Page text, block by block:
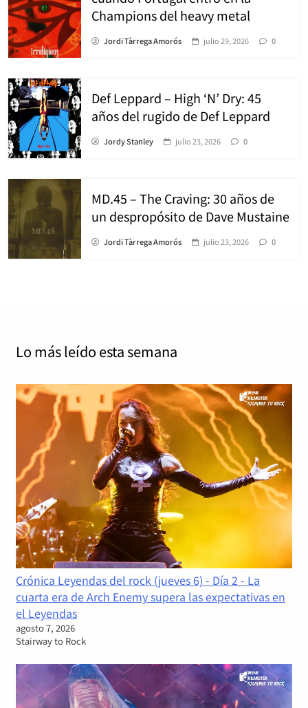
Champions del heavy metal
Jordi Tàrrega Amorós julio 29, 2026 0
Def Leppard – High ‘N’ Dry: 45
años del rugido de Def Leppard
Jordy Stanley julio 23, 2026 0
MD.45 – The Craving: 30 años de
un despropósito de Dave Mustaine
Jordi Tàrrega Amorós julio 23, 2026 0
Lo más leído esta semana
Crónica Leyendas del rock (jueves 6) - Día 2 - La
cuarta era de Arch Enemy supera las expectativas en
el Leyendas
agosto 7, 2026
Stairway to Rock